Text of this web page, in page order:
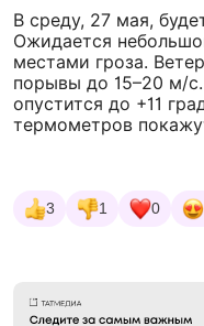
В среду, 27 мая,
Ожидается
местами гроза.
порывы до 15–20 м/
опустится до +11
термометров
3 1 0